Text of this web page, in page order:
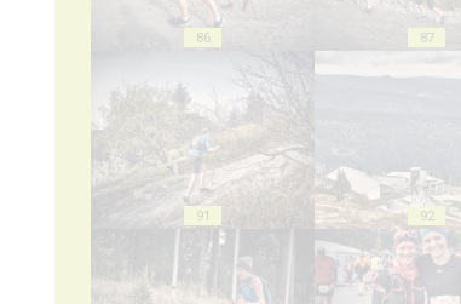
86 87
91 92